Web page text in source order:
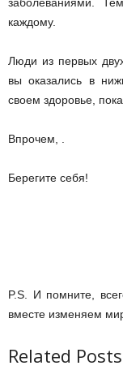
заболеваниями.
каждому.
Люди из первых
вы оказались в
своем здоровье,
Впрочем, .
Берегите себя!
P.S. И помните,
вместе изменяем
Related Posts